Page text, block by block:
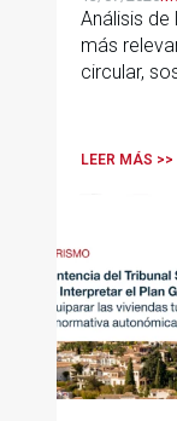
Análisis
más
circular,
LEER MÁS >>